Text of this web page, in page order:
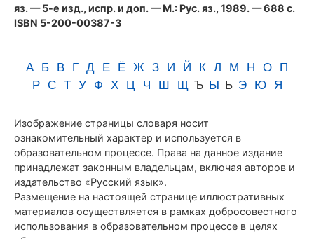
яз. — 5-е изд., испр. и доп. — М.: Рус. яз., 1989. — 688 с.
ISBN 5-200-00387-3
А Б В Г Д Е Ё Ж З И Й К Л М Н О П
Р С Т У Ф Х Ц Ч Ш Щ Ъ Ы Ь Э Ю Я
Изображение страницы словаря носит
ознакомительный характер и используется в
образовательном процессе. Права на данное издание
принадлежат законным владельцам, включая авторов и
издательство «Русский язык».
Размещение на настоящей странице иллюстративных
материалов осуществляется в рамках добросовестного
использования в образовательном процессе в целях